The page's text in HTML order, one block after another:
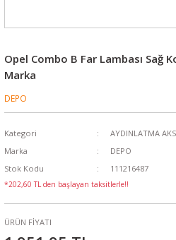
Opel Combo B Far Lambası Sağ
Marka
DEPO
Kategori
AYDINLATMA
Marka
DEPO
Stok Kodu
111216487
*202,60 TL den başlayan taksitlerle!!
ÜRÜN FİYATI